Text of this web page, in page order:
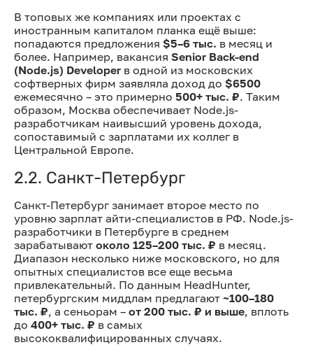
В топовых же компаниях или проектах с
иностранным капиталом планка ещё выше:
попадаются предложения $5–6 тыс. в месяц и
более. Например, вакансия Senior Back-end
(Node.js) Developer в одной из московских
софтверных фирм заявляла доход до $6500
ежемесячно – это примерно 500+ тыс. ₽. Таким
образом, Москва обеспечивает Node.js-
разработчикам наивысший уровень дохода,
сопоставимый с зарплатами их коллег в
Центральной Европе.
2.2. Санкт-Петербург
Санкт-Петербург занимает второе место по
уровню зарплат айти-специалистов в РФ. Node.js-
разработчики в Петербурге в среднем
зарабатывают около 125–200 тыс. ₽ в месяц.
Диапазон несколько ниже московского, но для
опытных специалистов все еще весьма
привлекательный. По данным HeadHunter,
петербургским миддлам предлагают ~100–180
тыс. ₽, а сеньорам – от 200 тыс. ₽ и выше, вплоть
до 400+ тыс. ₽ в самых
высококвалифицированных случаях.